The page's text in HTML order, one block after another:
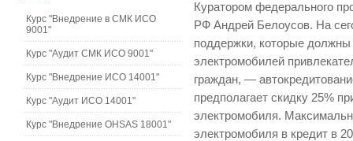
Куратором федерального
РФ Андрей Белоусов. На
поддержки, которые должны
электромобилей
граждан, —
предполагает скидку 25%
электромобиля.
электромобиля в кредит в
Курс "Внедрение в СМК ИСО
9001"
Курс "Аудит СМК ИСО 9001"
Курс "Внедрение ИСО 14001"
Курс "Аудит ИСО 14001"
Курс "Внедрение OHSAS 18001"